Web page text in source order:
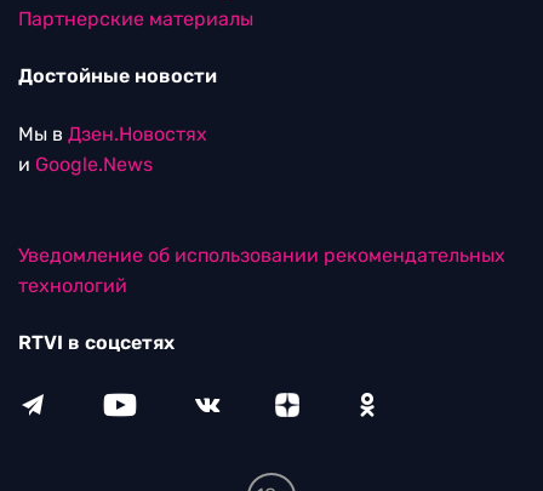
Партнерские материалы
Достойные новости
Мы в Дзен.Новостях
и Google.News
Уведомление об использовании рекомендательных
технологий
RTVI в соцсетях